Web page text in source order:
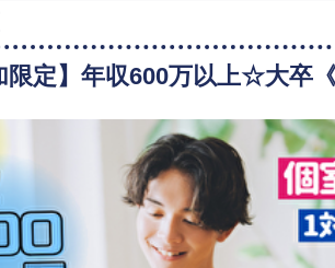
限定】年収600万以上☆大卒